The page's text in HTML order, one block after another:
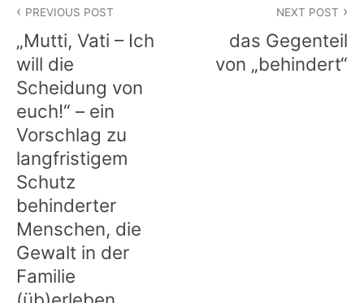
PREVIOUS POST
„Mutti, Vati – Ich
will die
Scheidung von
euch!“ – ein
Vorschlag zu
langfristigem
Schutz
behinderter
Menschen, die
Gewalt in der
Familie
NEXT POST
das Gegenteil
von „behindert“